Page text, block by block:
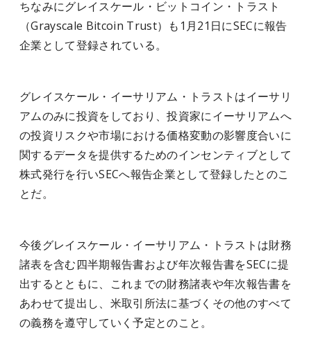
ちなみにグレイスケール・ビットコイン・トラスト
（Grayscale Bitcoin Trust）も1月21日にSECに報告
企業として登録されている。
グレイスケール・イーサリアム・トラストはイーサリ
アムのみに投資をしており、投資家にイーサリアムへ
の投資リスクや市場における価格変動の影響度合いに
関するデータを提供するためのインセンティブとして
株式発行を行いSECへ報告企業として登録したとのこ
とだ。
今後グレイスケール・イーサリアム・トラストは財務
諸表を含む四半期報告書および年次報告書をSECに提
出するとともに、これまでの財務諸表や年次報告書を
あわせて提出し、米取引所法に基づくその他のすべて
の義務を遵守していく予定とのこと。